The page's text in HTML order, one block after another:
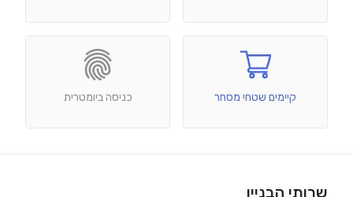
קיימים שטחי מסחר כניסה ביומטרית
שרותי הבניין